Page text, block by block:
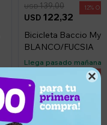

USD 122,32
USD139,00 12
Bicicleta Baccio
BLANCO/FUCSIA
Llega pasado mañana